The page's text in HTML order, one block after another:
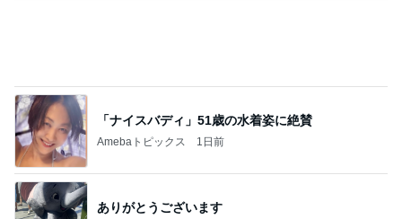
ありがとうございます
市川團十郎白猿オフィシャルB
ジャンルランキング